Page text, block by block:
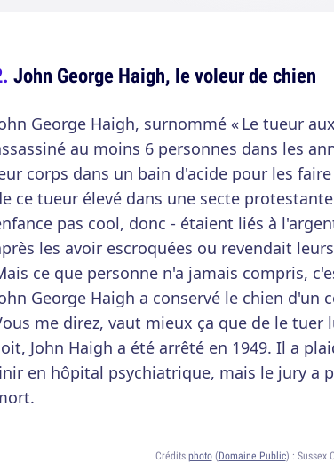
John George Haigh, le voleur de chien
George Haigh, surnommé « Le tueur
au moins 6 personnes dans les
corps dans un bain d'acide pour les
ce tueur élevé dans une secte
pas cool, donc - étaient liés à
les avoir escroquées ou revendait
ce que personne n'a jamais compris,
George Haigh a conservé le chien d'un
me direz, vaut mieux ça que de le tuer
John Haigh a été arrêté en 1949. Il a
en hôpital psychiatrique, mais le jury a
Crédits photo(Domaine Public) : Sussex